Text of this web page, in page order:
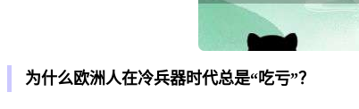
为什么欧洲人在冷兵器时代总是“吃亏”？